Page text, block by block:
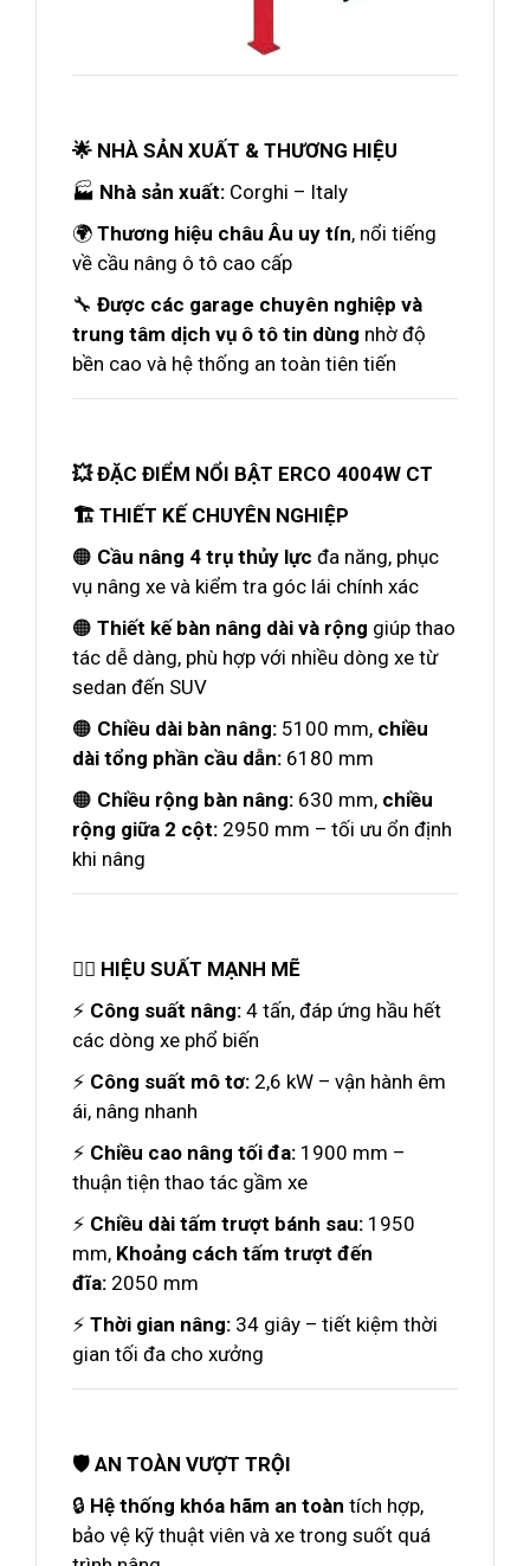
🌟 NHÀ SẢN XUẤT & THƯƠNG HIỆU
🏭 Nhà sản xuất: Corghi – Italy
🌍 Thương hiệu châu Âu uy tín, nổi tiếng
về cầu nâng ô tô cao cấp
🔧 Được các garage chuyên nghiệp và
trung tâm dịch vụ ô tô tin dùng nhờ độ
bền cao và hệ thống an toàn tiên tiến
💥 ĐẶC ĐIỂM NỔI BẬT ERCO 4004W CT
🏗️ THIẾT KẾ CHUYÊN NGHIỆP
🟠 Cầu nâng 4 trụ thủy lực đa năng, phục
vụ nâng xe và kiểm tra góc lái chính xác
🟠 Thiết kế bàn nâng dài và rộng giúp thao
tác dễ dàng, phù hợp với nhiều dòng xe từ
sedan đến SUV
🟠 Chiều dài bàn nâng: 5100 mm, chiều
dài tổng phần cầu dẫn: 6180 mm
🟠 Chiều rộng bàn nâng: 630 mm, chiều
rộng giữa 2 cột: 2950 mm – tối ưu ổn định
khi nâng
🏋️‍♂️ HIỆU SUẤT MẠNH MẼ
⚡ Công suất nâng: 4 tấn, đáp ứng hầu hết
các dòng xe phổ biến
⚡ Công suất mô tơ: 2,6 kW – vận hành êm
ái, nâng nhanh
⚡ Chiều cao nâng tối đa: 1900 mm –
thuận tiện thao tác gầm xe
⚡ Chiều dài tấm trượt bánh sau: 1950
mm, Khoảng cách tấm trượt đến
đĩa: 2050 mm
⚡ Thời gian nâng: 34 giây – tiết kiệm thời
gian tối đa cho xưởng
🛡️ AN TOÀN VƯỢT TRỘI
🔒 Hệ thống khóa hãm an toàn tích hợp,
bảo vệ kỹ thuật viên và xe trong suốt quá